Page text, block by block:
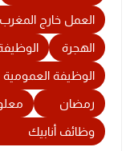
العمل خارج المغرب
الهجرة
الوظيفة العمومية
رمضان
وظائف أنابيك